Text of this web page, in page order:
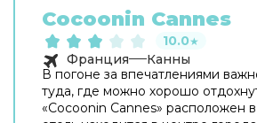
Cocoonin Cannes
10.0★
Франция
Канны
В погоне за впечатлениями
туда, где можно хорошо
«Cocoonin Cannes» расположен